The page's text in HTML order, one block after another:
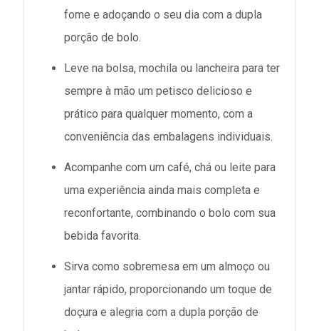
fome e adoçando o seu dia com a dupla
porção de bolo.
Leve na bolsa, mochila ou lancheira para ter
sempre à mão um petisco delicioso e
prático para qualquer momento, com a
conveniência das embalagens individuais.
Acompanhe com um café, chá ou leite para
uma experiência ainda mais completa e
reconfortante, combinando o bolo com sua
bebida favorita.
Sirva como sobremesa em um almoço ou
jantar rápido, proporcionando um toque de
doçura e alegria com a dupla porção de